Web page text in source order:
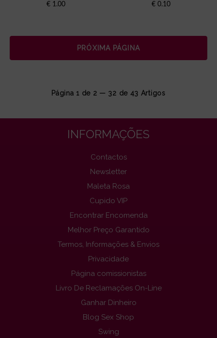
€ 1.00 € 0.10
PRÓXIMA PÁGINA
Página 1 de 2 — 32 de 43 Artigos
INFORMAÇÕES
Contactos
Newsletter
Maleta Rosa
Cupido VIP
Encontrar Encomenda
Melhor Preço Garantido
Termos, Informações & Envios
Privacidade
Página comissionistas
Livro De Reclamações On-Line
Ganhar Dinheiro
Blog Sex Shop
Swing